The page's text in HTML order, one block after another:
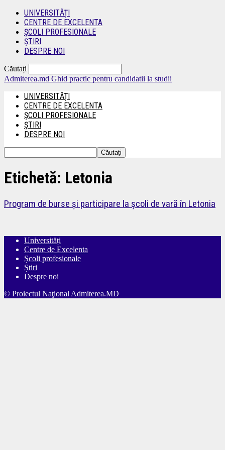
UNIVERSITĂȚI
CENTRE DE EXCELENTA
ȘCOLI PROFESIONALE
ȘTIRI
DESPRE NOI
Căutați
Admiterea.md Ghid practic pentru candidatii la studii
UNIVERSITĂȚI
CENTRE DE EXCELENTA
ȘCOLI PROFESIONALE
ȘTIRI
DESPRE NOI
Etichetă: Letonia
Program de burse și participare la școli de vară în Letonia
Universități
Centre de Excelenta
Școli profesionale
Știri
Despre noi
© Proiectul Naţional Admiterea.MD